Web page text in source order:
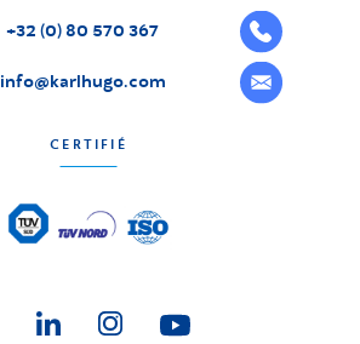
+32 (0) 80 570 367
info@karlhugo.com
CERTIFIÉ